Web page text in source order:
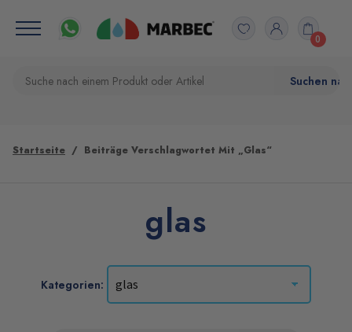
0
Startseite Beiträge Verschlagwortet Mit „glas“
glas
Kategorien: